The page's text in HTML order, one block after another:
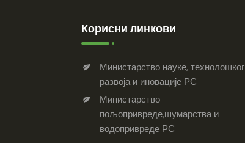
Корисни линкови
Министарство науке, технолошког
развоја и иновације РС
Министарство
пољопривреде,шумарства и
водопривреде РС